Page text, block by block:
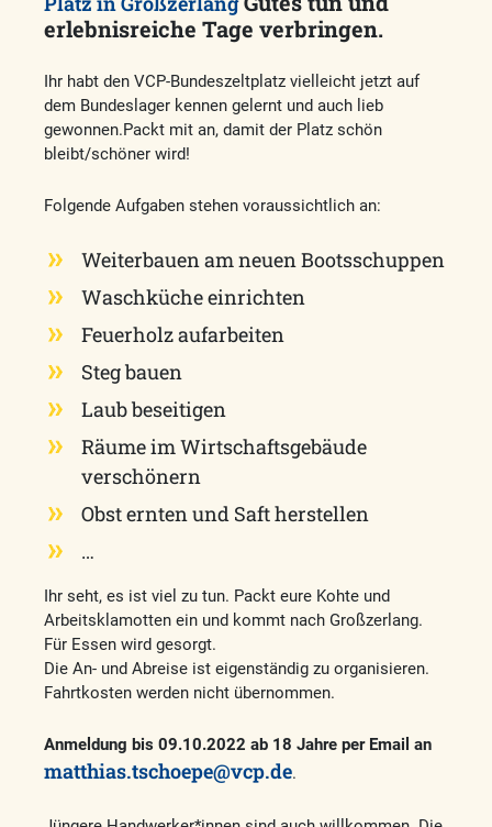
erlebnisreiche Tage verbringen.
Ihr habt den VCP-Bundeszeltplatz vielleicht jetzt auf
dem Bundeslager kennen gelernt und auch lieb
gewonnen.Packt mit an, damit der Platz schön
bleibt/schöner wird!
Folgende Aufgaben stehen voraussichtlich an:
Weiterbauen am neuen Bootsschuppen
Waschküche einrichten
Feuerholz aufarbeiten
Steg bauen
Laub beseitigen
Räume im Wirtschaftsgebäude
verschönern
Obst ernten und Saft herstellen
…
Ihr seht, es ist viel zu tun. Packt eure Kohte und
Arbeitsklamotten ein und kommt nach Großzerlang.
Für Essen wird gesorgt.
Die An- und Abreise ist eigenständig zu organisieren.
Fahrtkosten werden nicht übernommen.
Anmeldung bis 09.10.2022 ab 18 Jahre per Email an
matthias.tschoepe@vcp.de.